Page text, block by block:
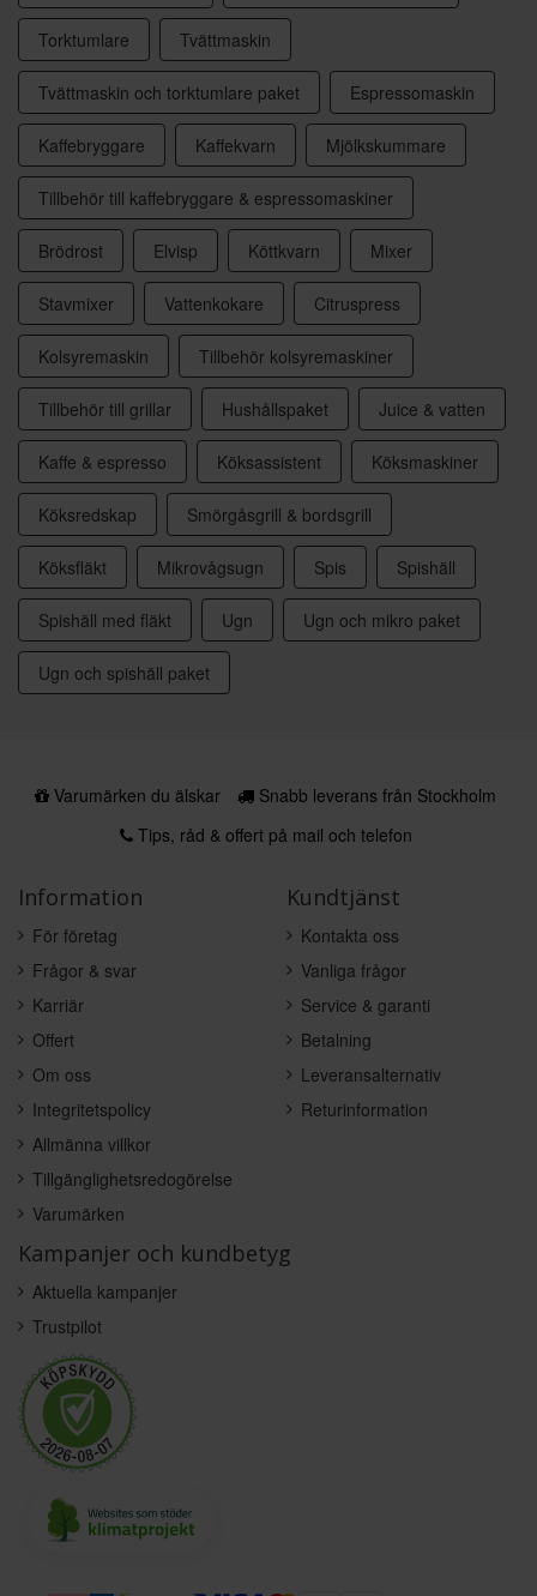
Torktumlare Tvättmaskin
Tvättmaskin och torktumlare paket Espressomaskin
Kaffebryggare Kaffekvarn Mjölkskummare
Tillbehör till kaffebryggare & espressomaskiner
Brödrost Elvisp Köttkvarn Mixer
Stavmixer Vattenkokare Citruspress
Kolsyremaskin Tillbehör kolsyremaskiner
Tillbehör till grillar Hushållspaket Juice & vatten
Kaffe & espresso Köksassistent Köksmaskiner
Köksredskap Smörgåsgrill & bordsgrill
Köksfläkt Mikrovågsugn Spis Spishäll
Spishäll med fläkt Ugn Ugn och mikro paket
Ugn och spishäll paket
Varumärken du älskar
Snabb leverans från Stockholm
Tips, råd & offert på mail och telefon
Information
För företag
Frågor & svar
Karriär
Offert
Om oss
Integritetspolicy
Allmänna villkor
Tillgänglighetsredogörelse
Varumärken
Kundtjänst
Kontakta oss
Vanliga frågor
Service & garanti
Betalning
Leveransalternativ
Returinformation
Kampanjer och kundbetyg
Aktuella kampanjer
Trustpilot